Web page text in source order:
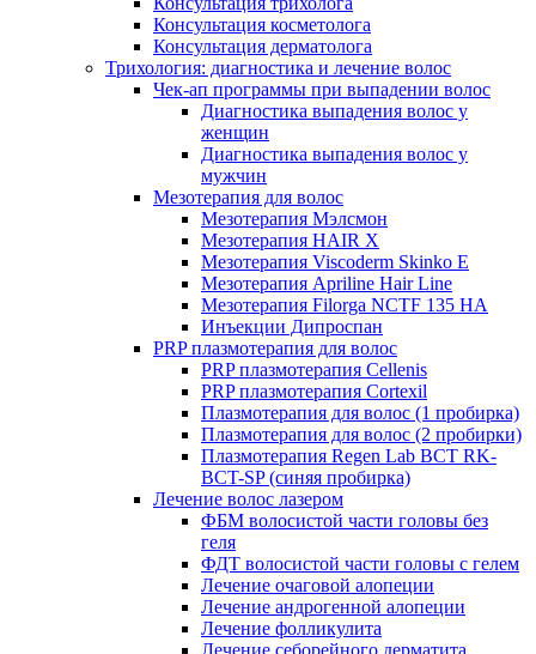
Консультация косметолога
Консультация дерматолога
Трихология: диагностика и лечение волос
Чек-ап программы при выпадении волос
Диагностика выпадения волос у
женщин
Диагностика выпадения волос у
мужчин
Мезотерапия для волос
Мезотерапия Мэлсмон
Мезотерапия HAIR X
Мезотерапия Viscoderm Skinko E
Мезотерапия Apriline Hair Line
Мезотерапия Filorga NCTF 135 HA
Инъекции Дипроспан
PRP плазмотерапия для волос
PRP плазмотерапия Cellenis
PRP плазмотерапия Cortexil
Плазмотерапия для волос (1 пробирка)
Плазмотерапия для волос (2 пробирки)
Плазмотерапия Regen Lab BCT RK-
BCT-SP (синяя пробирка)
Лечение волос лазером
ФБМ волосистой части головы без
геля
ФДТ волосистой части головы с гелем
Лечение очаговой алопеции
Лечение андрогенной алопеции
Лечение фолликулита
Лечение себорейного дерматита